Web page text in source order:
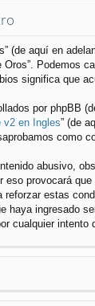
(de aquí en
Oros”. Podemos
significa que
por phpBB
v2 en Ingles” (de
como
abusivo,
eso provocará
estas
haya ingresado
cualquier